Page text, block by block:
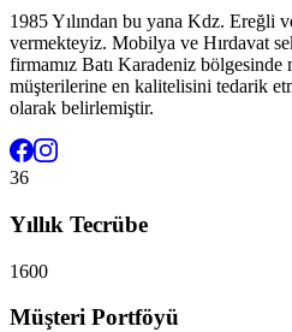
1985 Yılından bu yana Kdz. Ereğli
vermekteyiz. Mobilya ve Hırdavat
firmamız Batı Karadeniz
müşterilerine en kalitelisini tedarik
olarak belirlemiştir.
36
Yıllık Tecrübe
1600
Müşteri Portföyü